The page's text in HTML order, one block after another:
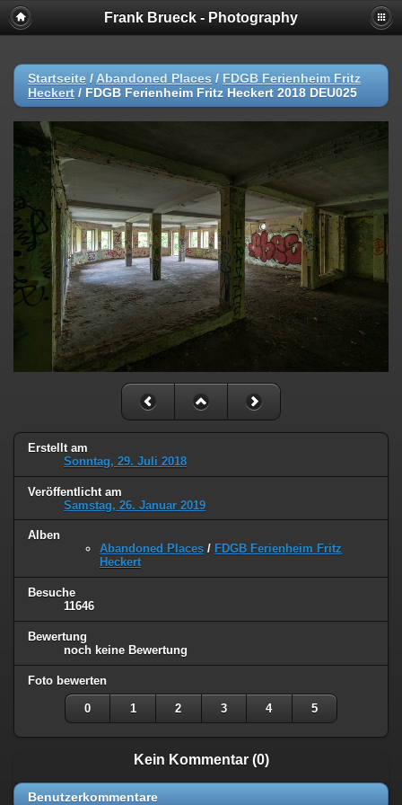
Frank Brueck - Photography
Startseite / Abandoned Places / FDGB Ferienheim Fritz
Heckert / FDGB Ferienheim Fritz Heckert 2018 DEU025
Erstellt am
Sonntag, 29. Juli 2018
Veröffentlicht am
Samstag, 26. Januar 2019
Alben
Abandoned Places / FDGB Ferienheim Fritz
Heckert
Besuche
11646
Bewertung
noch keine Bewertung
Foto bewerten
0 1 2 3 4 5
Kein Kommentar (0)
Benutzerkommentare